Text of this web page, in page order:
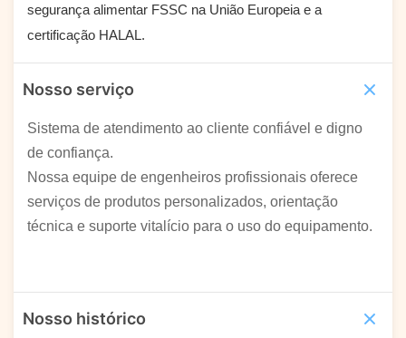
segurança alimentar FSSC na União Europeia e a
certificação HALAL.
Nosso serviço
Sistema de atendimento ao cliente confiável e digno
de confiança.
Nossa equipe de engenheiros profissionais oferece
serviços de produtos personalizados, orientação
técnica e suporte vitalício para o uso do equipamento.
Nosso histórico